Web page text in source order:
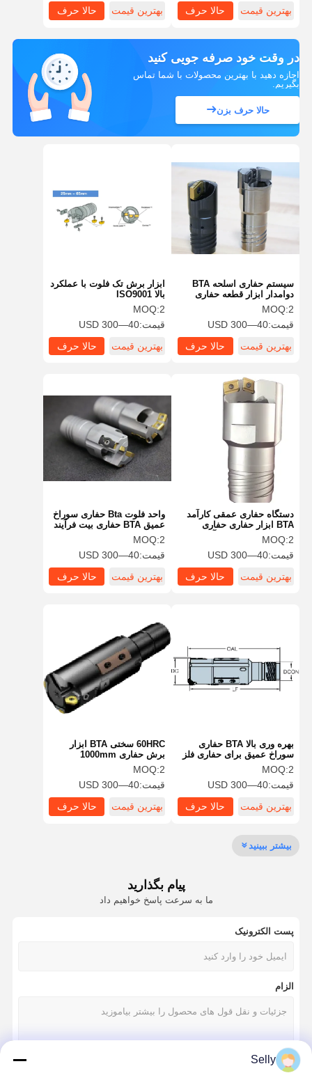
کنترل کیفیت تماس با ما اخبار پرونده ها
حفاری کربید جامد
مته‌های تفنگی
سوراخکاری BTA
تمرینات قابل تعویض
بهترین قیمت
حالا حرف
بهترین قیمت
حالا حرف
در وقت خود صرفه جویی کنید
اجازه دهید با بهترین محصولات با شما تماس
بگیریم.
حالا حرف بزن
سیستم حفاری اسلحه BTA
دوامدار ابزار قطعه حفاری
دقیق BTA برای حفاری فلز
MOQ:2
قیمت:40—300 USD
بهترین قیمت
حالا حرف
ابزار برش تک فلوت با عملکرد
بالا ISO9001
MOQ:2
قیمت:40—300 USD
بهترین قیمت
حالا حرف
دستگاه حفاری عمقی کارآمد
BTA ابزار حفاری حفاری
صنعتی برای قطعات آهن ریخته
شده
MOQ:2
قیمت:40—300 USD
بهترین قیمت
حالا حرف
واحد فلوت Bta حفاری سوراخ
عمیق BTA حفاری بیت فرآیند
برش فلز با کارایی بالا
MOQ:2
قیمت:40—300 USD
بهترین قیمت
حالا حرف
بهره وری بالا BTA حفاری
سوراخ عمیق برای حفاری فلز
تا 100 بار فشار خنک کننده
ISO9001
MOQ:2
قیمت:40—300 USD
بهترین قیمت
حالا حرف
60HRC سختی BTA ابزار
برش حفاری 1000mm
محدوده عمق حفاری
MOQ:2
قیمت:40—300 USD
بهترین قیمت
حالا حرف
بیشتر ببینید
پیام بگذارید
ما به سرعت پاسخ خواهیم داد
پست الکترونیک
الزام
Selly